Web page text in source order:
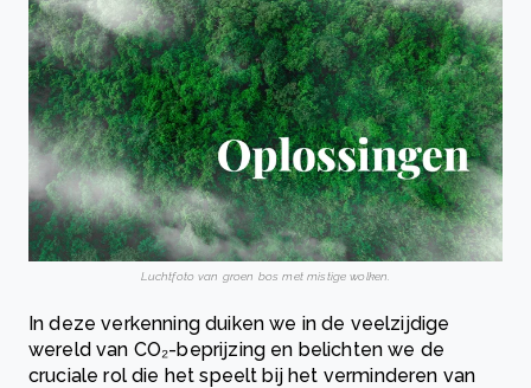
Luchtfoto van groen bos met mistige wolken.
In deze verkenning duiken we in de veelzijdige
wereld van CO₂-beprijzing en belichten we de
cruciale rol die het speelt bij het verminderen van